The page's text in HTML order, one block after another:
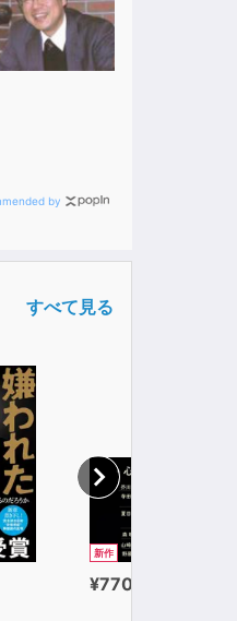
by
すべて見る
新作
¥770